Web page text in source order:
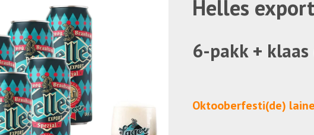
Helles
6-pakk +
Oktooberfesti(de)